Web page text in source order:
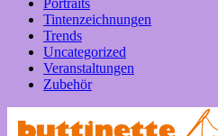
Portraits
Tintenzeichnungen
Trends
Uncategorized
Veranstaltungen
Zubehör